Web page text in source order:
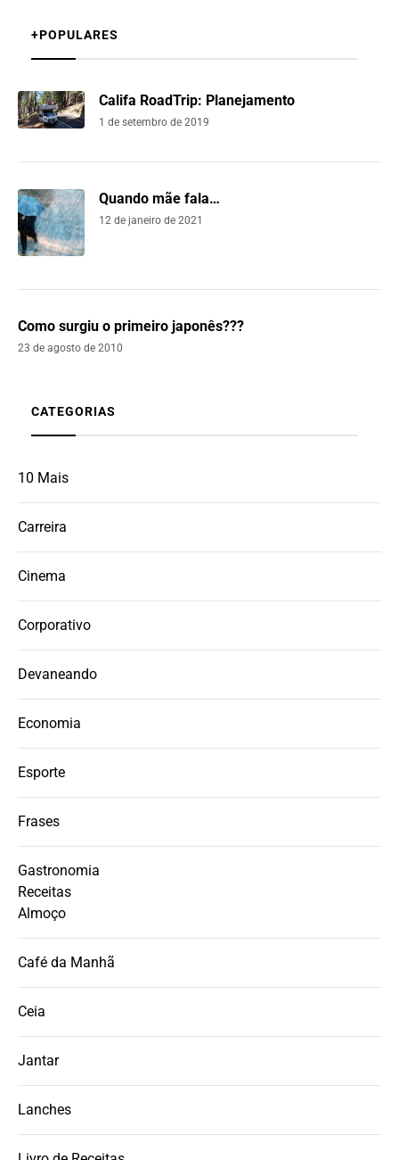
+POPULARES
Califa RoadTrip: Planejamento
1 de setembro de 2019
Quando mãe fala…
12 de janeiro de 2021
Como surgiu o primeiro japonês???
23 de agosto de 2010
CATEGORIAS
10 Mais
Carreira
Cinema
Corporativo
Devaneando
Economia
Esporte
Frases
Gastronomia
Receitas
Almoço
Café da Manhã
Ceia
Jantar
Lanches